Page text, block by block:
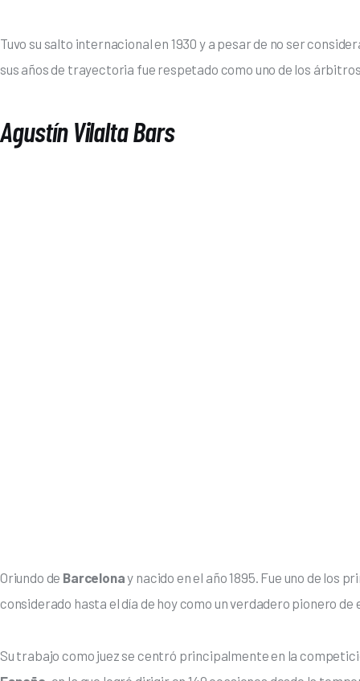
Tuvo su salto internacional en 1930 y a pesar de no ser
sus años de trayectoria fue respetado como uno de los
Agustín Vilalta Bars
Oriundo de Barcelona y nacido en el año 1895. Fue uno de los
considerado hasta el día de hoy como un verdadero pionero
Su trabajo como juez se centró principalmente en la